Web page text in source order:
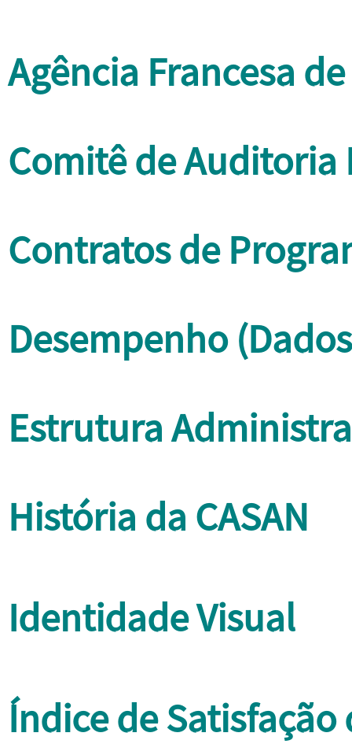
Agência Francesa
Comitê de Auditoria
Contratos de
Desempenho
Estrutura
História da CASAN
Identidade Visual
Índice de